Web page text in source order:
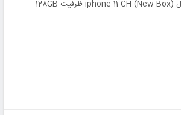
گوشی موبایل Apple مدل (iphone 11 CH (New Box ظرفیت 128GB -